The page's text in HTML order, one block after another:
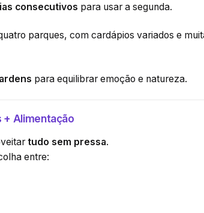
consecutivos para usar a segunda.
parques, com cardápios variados e
para equilibrar emoção e natureza.
+ Alimentação
tudo sem pressa.
entre: